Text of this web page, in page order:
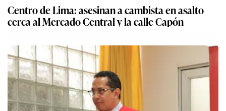
Centro de Lima: asesinan a cambista en asalto
cerca al Mercado Central y la calle Capón